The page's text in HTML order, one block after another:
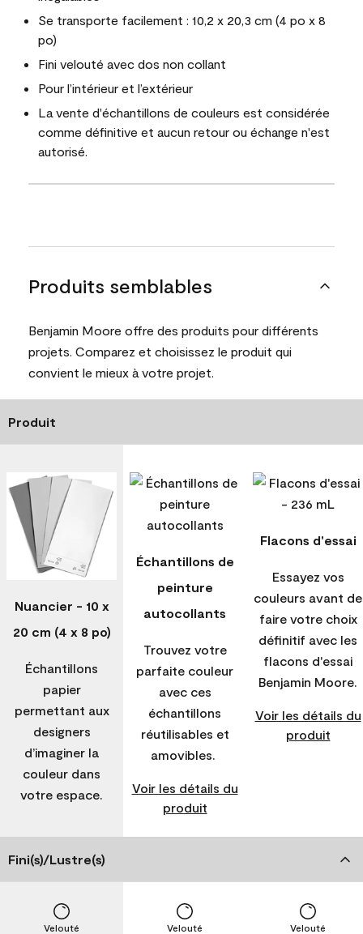
Se transporte facilement : 10,2 x 20,3 cm (4 po x 8
po)
Fini velouté avec dos non collant
Pour l’intérieur et l’extérieur
La vente d'échantillons de couleurs est considérée
comme définitive et aucun retour ou échange n'est
autorisé.
Produits semblables
Benjamin Moore offre des produits pour différents
projets. Comparez et choisissez le produit qui
convient le mieux à votre projet.
Produit
Nuancier - 10 x
20 cm (4 x 8 po)
Échantillons
papier
permettant aux
designers
d’imaginer la
couleur dans
votre espace.
Échantillons de
peinture
autocollants
Trouvez votre
parfaite couleur
avec ces
échantillons
réutilisables et
amovibles.
Voir les détails du
produit
Flacons d'essai
Essayez vos
couleurs avant de
faire votre choix
définitif avec les
flacons d'essai
Benjamin Moore.
Voir les détails du
produit
Fini(s)/Lustre(s)
Velouté Velouté Velouté